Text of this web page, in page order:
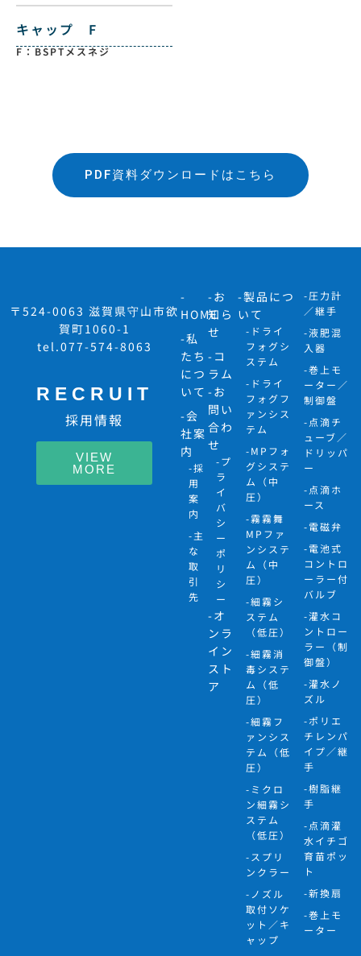
キャップ F
F：BSPTメスネジ
PDF資料ダウンロードはこちら
〒524-0063 滋賀県守山市欲
賀町1060-1
tel.077-574-8063
RECRUIT
採用情報
VIEW
MORE
-
HOME
-私
たち
につ
いて
-会
社案
内
-採
用
案
内
-主
な
取
引
先
-お
知ら
せ
-コ
ラム
-お
問い
合わ
せ
-プ
ラ
イ
バ
シ
ー
ポ
リ
シ
ー
-オ
ンラ
イン
スト
ア
-製品につ
いて
-ドライ
フォグシ
ステム
-ドライ
フォグフ
ァンシス
テム
-MPフォ
グシステ
ム（中
圧）
-霧霧舞
MPファ
ンシステ
ム（中
圧）
-細霧シ
ステム
（低圧）
-細霧消
毒システ
ム（低
圧）
-細霧フ
ァンシス
テム（低
圧）
-ミクロ
ン細霧シ
ステム
（低圧）
-スプリ
ンクラー
-ノズル
取付ソケ
ット／キ
ャップ
-圧力計
／継手
-液肥混
入器
-巻上モ
ーター／
制御盤
-点滴チ
ューブ／
ドリッパ
ー
-点滴ホ
ース
-電磁弁
-電池式
コントロ
ーラー付
バルブ
-灌水コ
ントロー
ラー（制
御盤）
-灌水ノ
ズル
-ポリエ
チレンパ
イプ／継
手
-樹脂継
手
-点滴灌
水イチゴ
育苗ポッ
ト
-新換扇
-巻上モ
ーター